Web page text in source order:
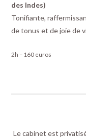
des Indes)
Tonifiante,
de tonus et de joie de
2h – 160 euros
Le cabinet est